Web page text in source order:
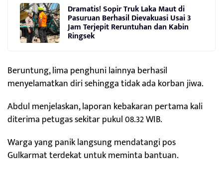
Dramatis! Sopir Truk Laka Maut di
Pasuruan Berhasil Dievakuasi Usai 3
Jam Terjepit Reruntuhan dan Kabin
Ringsek
Beruntung, lima penghuni lainnya berhasil
menyelamatkan diri sehingga tidak ada korban jiwa.
Abdul menjelaskan, laporan kebakaran pertama kali
diterima petugas sekitar pukul 08.32 WIB.
Warga yang panik langsung mendatangi pos
Gulkarmat terdekat untuk meminta bantuan.